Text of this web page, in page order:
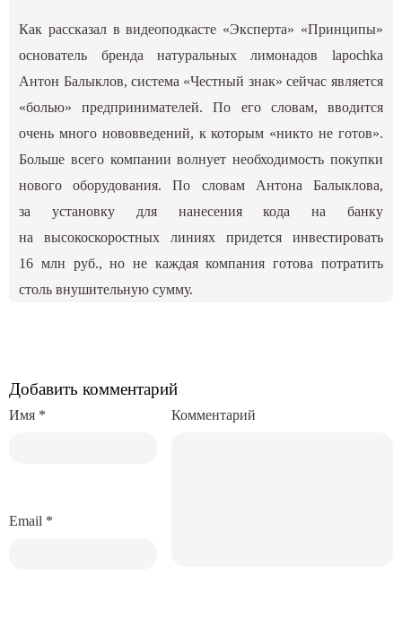
Как рассказалв видеоподкасте «Эксперта» «Принципы»
основатель бренда натуральных лимонадов lapochka
Антон Балыклов, система «Честный знак» сейчас является
«болью» предпринимателей. По его словам, вводится
очень много нововведений, к которым «никто не готов».
Больше всего компании волнует необходимость покупки
нового оборудования. По словам Антона Балыклова,
за установку для нанесения кода на банку
на высокоскоростных линиях придется инвестировать
16 млн руб., но не каждая компания готова потратить
столь внушительную сумму.
Добавить комментарий
Комментарий
Имя *
Email *